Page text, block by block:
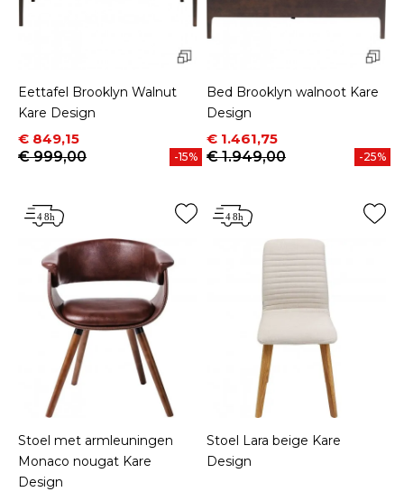
Eettafel Brooklyn Walnut
Kare Design
Prijs
€ 849,15
Normale prijs
€ 999,00
-15%
Bed Brooklyn walnoot Kare
Design
Prijs
€ 1.461,75
Normale prijs
€ 1.949,00
-25%
Stoel met armleuningen
Monaco nougat Kare
Design
Stoel Lara beige Kare
Design